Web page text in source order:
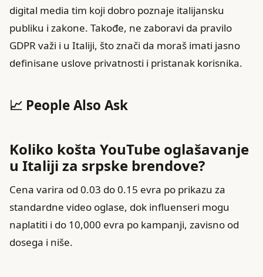
digital media tim koji dobro poznaje italijansku
publiku i zakone. Takođe, ne zaboravi da pravilo
GDPR važi i u Italiji, što znači da moraš imati jasno
definisane uslove privatnosti i pristanak korisnika.
📈 People Also Ask
Koliko košta YouTube oglašavanje
u Italiji za srpske brendove?
Cena varira od 0.03 do 0.15 evra po prikazu za
standardne video oglase, dok influenseri mogu
naplatiti i do 10,000 evra po kampanji, zavisno od
dosega i niše.